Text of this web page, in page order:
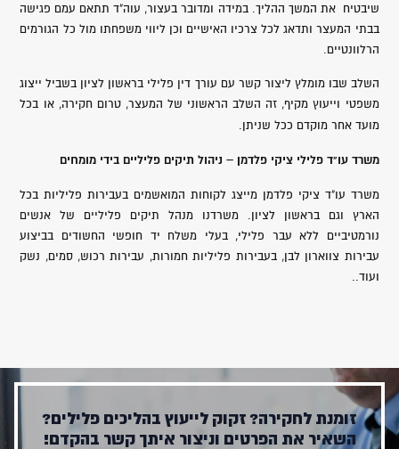
שיבטיח את המשך ההליך. במידה ומדובר בעצור, עוה"ד תתאם עמם פגישה
בבתי המעצר ותדאג לכל צרכיו האישיים וכן ליווי משפחתו מול כל הגורמים
הרלוונטיים.
השלב שבו מומלץ ליצור קשר עם עורך דין פלילי בראשון לציון בשביל ייצוג
משפטי וייעוץ מקיף, זה השלב הראשוני של המעצר, טרום חקירה, או בכל
מועד אחר מוקדם ככל שניתן.
משרד עו"ד פלילי ציקי פלדמן – ניהול תיקים פליליים בידי מומחים
משרד עו"ד ציקי פלדמן מייצג לקוחות המואשמים בעבירות פליליות בכל
הארץ וגם בראשון לציון. משרדנו מנהל תיקים פליליים של אנשים
נורמטיביים ללא עבר פלילי, בעלי משלח יד חופשי החשודים בביצוע
עבירות צווארון לבן, בעבירות פליליות חמורות, עבירות רכוש, סמים, נשק
ועוד..
זומנת לחקירה? זקוק לייעוץ בהליכים פלילים?
השאיר את הפרטים וניצור איתך קשר בהקדם!